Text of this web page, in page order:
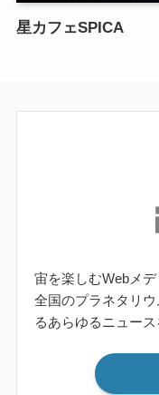
星カフェSPICA
宙を楽しむWebメデ
全国のプラネタリ
るあらゆるニュース